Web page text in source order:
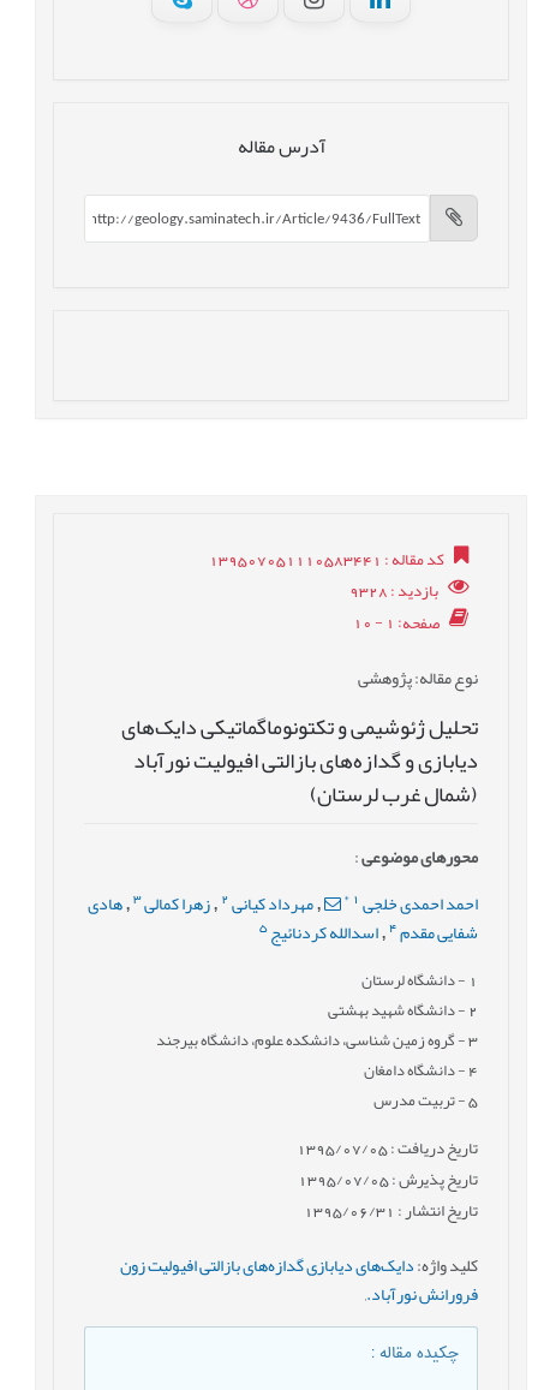
آدرس مقاله
کد مقاله: 139507051110583441
بازدید: 9328
صفحه: 1 - 10
نوع مقاله: پژوهشی
تحلیل ژئوشیمی و تکتونوماگماتیکی دایک‌های
دیابازی و گدازه‌های بازالتی افیولیت نورآباد
(شمال غرب لرستان)
محورهای موضوعی:
احمد احمدی خلجی *
,مهرداد کیانی 2
, زهرا کمالی 3
,هادی
شفایی مقدم4
,اسدالله کردنائیج5
- دانشگاه لرستان
2- دانشگاه شهید بهشتی
3- گروه زمین شناسی، دانشکده علوم، دانشگاه بیرجند
4- دانشگاه دامغان
5- تربیت مدرس
تاریخ دریافت : 1395/07/05
تاریخ پذیرش : 1395/07/05
تاریخ انتشار : 1395/06/31
کلید واژه:دایک‌های دیابازی گدازه‌های بازالتی افیولیت زون
فرورانش نورآباد.
چکیده مقاله: